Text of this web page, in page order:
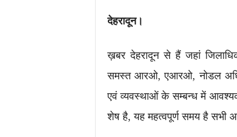
देहरादून।
ख़बर देहरादून से हैं जहां
समस्त आरओ, एआरओ, नोडल
एवं व्यवस्थाओं के सम्बन्ध में आवश्यक
शेष है, यह महत्वपूर्ण समय है सभी